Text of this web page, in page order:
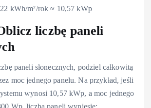
kWh/m²/rok ≈ 10,57 kWp
liczbę paneli
paneli słonecznych, podziel całkowitą
moc jednego panelu. Na przykład, jeśli
wynosi 10,57 kWp, a moc jednego
Wp, liczba paneli wyniesie: